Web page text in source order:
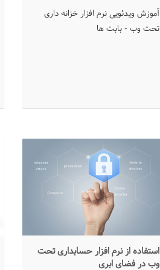
آموزش ویدئویی نرم افزار خزانه داری
تحت وب - بابت ها
استفاده از نرم افزار حسابداری تحت
وب در فضای ابری